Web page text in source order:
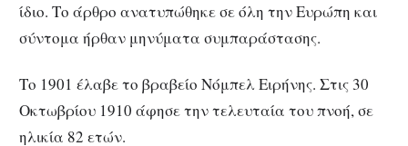
ίδιο. Το άρθρο ανατυπώθηκε σε όλη την Ευρώπη και
σύντομα ήρθαν μηνύματα συμπαράστασης.
Το 1901 έλαβε το βραβείο Νόμπελ Ειρήνης. Στις 30
Οκτωβρίου 1910 άφησε την τελευταία του πνοή, σε
ηλικία 82 ετών.